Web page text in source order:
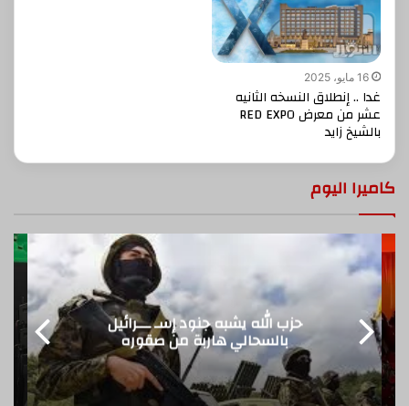
16 مايو، 2025
غدا .. إنطلاق النسخه الثانيه
عشر من معرض RED EXPO
بالشيخ زايد
كاميرا اليوم
ألفا روميو ترعى بطولة Premier Padel
في نيو جيزة… شغف الأداء يلتقي بروح
المنافسة العالمية